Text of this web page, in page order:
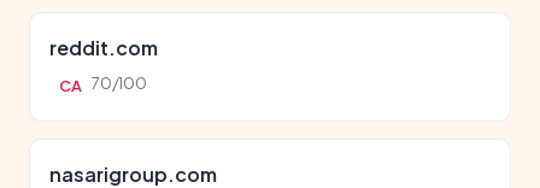
reddit.com
CA 70/100
nasarigroup.com